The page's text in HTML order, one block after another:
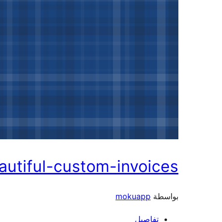
custom-invoices
بواسطة mokuapp
تفاصيل